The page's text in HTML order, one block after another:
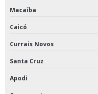
Macaíba
Caicó
Currais Novos
Santa Cruz
Apodi